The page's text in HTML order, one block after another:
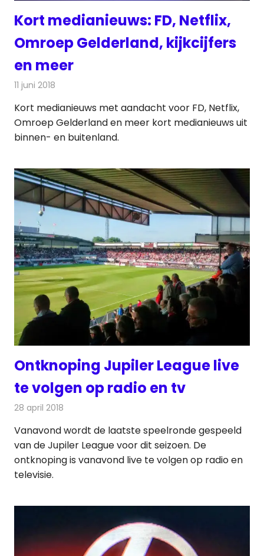
Kort medianieuws: FD, Netflix,
Omroep Gelderland, kijkcijfers
en meer
11 juni 2018
Kort medianieuws met aandacht voor FD, Netflix,
Omroep Gelderland en meer kort medianieuws uit
binnen- en buitenland.
Ontknoping Jupiler League live
te volgen op radio en tv
28 april 2018
Vanavond wordt de laatste speelronde gespeeld
van de Jupiler League voor dit seizoen. De
ontknoping is vanavond live te volgen op radio en
televisie.